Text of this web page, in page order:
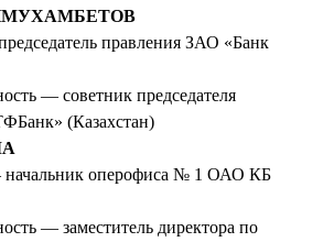
правления ЗАО «Банк
— советник председателя
(Казахстан)
начальник оперофиса № 1 ОАО КБ
— заместитель директора по